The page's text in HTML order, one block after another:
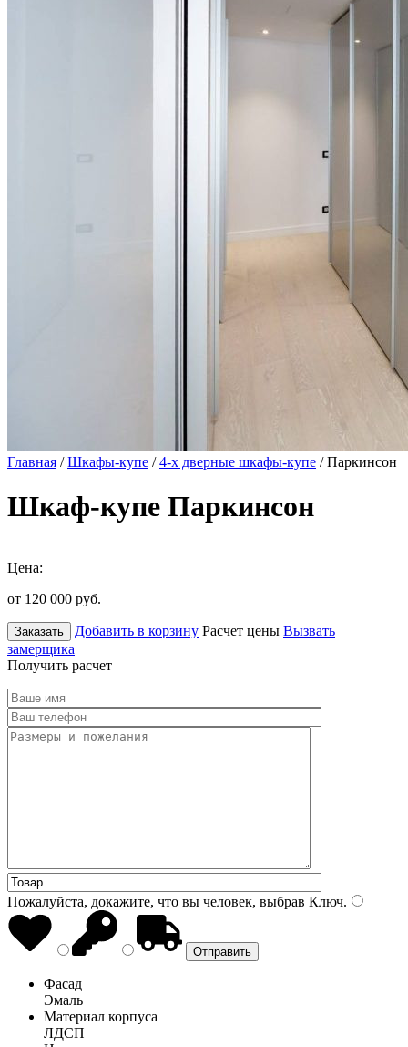
Главная /Шкафы-купе /4-х дверные шкафы-купе / Паркинсон
Шкаф-купе Паркинсон
Цена:
от 120 000 руб.
Заказать Добавить в корзину Расчет цены Вызвать
замерщика
Получить расчет
Пожалуйста, докажите, что вы человек, выбрав Ключ.
Фасад
Эмаль
Материал корпуса
ЛДСП